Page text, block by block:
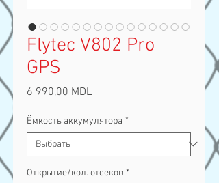
Flytec V802 Pro
GPS
6 990,00 MDLЦена
Ёмкость аккумулятора *
Открытие/кол. отсеков *